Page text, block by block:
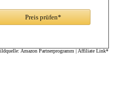
des Luftbefeuchters
oder reines Wasser
𝗧𝗼𝗽-𝗙ü𝗹𝗹𝘂𝗻𝗴: Der
Preis prüfen*
Amazon Partnerprogramm | Affiliate Link*